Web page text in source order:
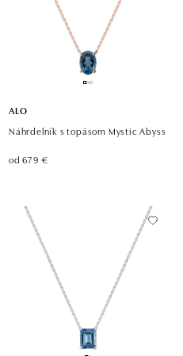
ALO
Náhrdelník s topásom Mystic Abyss
od 679 €